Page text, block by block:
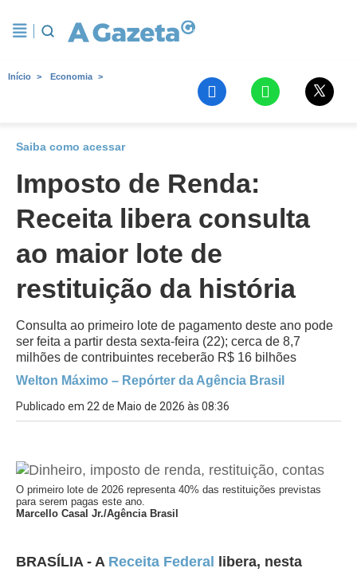
Início Economia
Saiba como acessar
Imposto de Renda:
Receita libera consulta
ao maior lote de
restituição da história
Consulta ao primeiro lote de pagamento deste ano pode
ser feita a partir desta sexta-feira (22); cerca de 8,7
milhões de contribuintes receberão R$ 16 bilhões
Welton Máximo – Repórter da Agência Brasil
Publicado em 22 de Maio de 2026 às 08:36
O primeiro lote de 2026 representa 40% das restituições previstas
para serem pagas este ano.
Marcello Casal Jr./Agência Brasil
BRASÍLIA - A Receita Federal
libera, nesta